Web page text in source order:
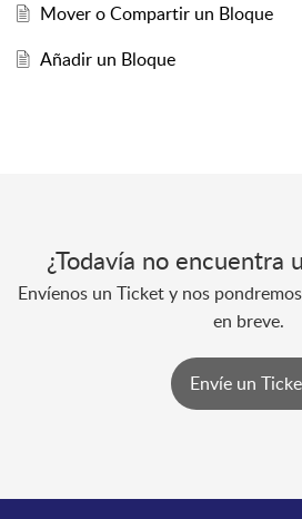
Mover o Compartir un Bloque
Añadir un Bloque
¿Todavía no encuentra
Envíenos un Ticket y nos
en breve.
Envíe un